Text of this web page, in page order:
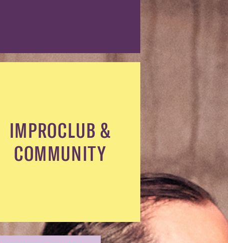
IMPROCLUB &
COMMUNITY